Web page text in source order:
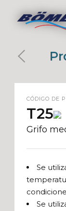
CÓDIGO DE
T25
Grifo
Se
Se